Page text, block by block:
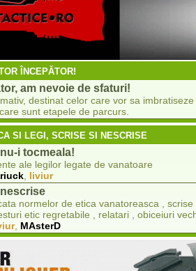
ÎNCEPĂTOR!
am nevoie de sfaturi!
destinat celor care vor sa
sunt etapele de parcurs.
SI LEGI, SCRISE SI NESCRISE
i tocmeala!
ale legilor legate de vanatoare
, liviur
normelor de etica vanatoreasca ,
etic regretabile , relatari , obiceiuri
, MAsterD